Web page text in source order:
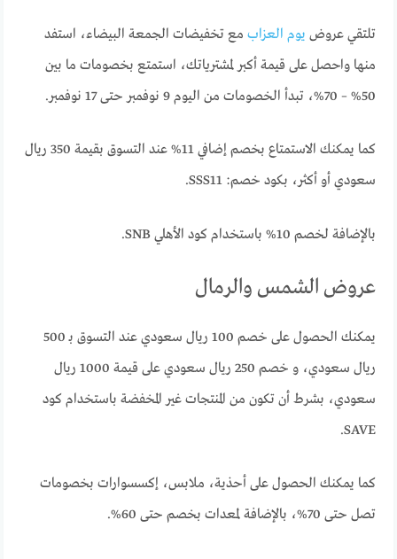
تلتقي عروض يوم العزاب مع تخفيضات الجمعة البيضاء، استفد
منها واحصل على قيمة أكبر لمشترياتك، استمتع بخصومات ما بين
50% – 70%، تبدأ الخصومات من اليوم 9 نوفمبر حتى 17 نوفمبر.
كما يمكنك الاستمتاع بخصم إضافي 11% عند التسوق بقيمة 350 ريال
سعودي أو أكثر، بكود خصم: SSS11.
بالإضافة لخصم 10% باستخدام كود الأهلي SNB.
عروض الشمس والرمال
يمكنك الحصول على خصم 100 ريال سعودي عند التسوق بـ 500
ريال سعودي، و خصم 250 ريال سعودي على قيمة 1000 ريال
سعودي، بشرط أن تكون من المنتجات غير المخفضة باستخدام كود
SAVE.
كما يمكنك الحصول على أحذية، ملابس، إكسسوارات بخصومات
تصل حتى 70%، بالإضافة لمعدات بخصم حتى 60%.